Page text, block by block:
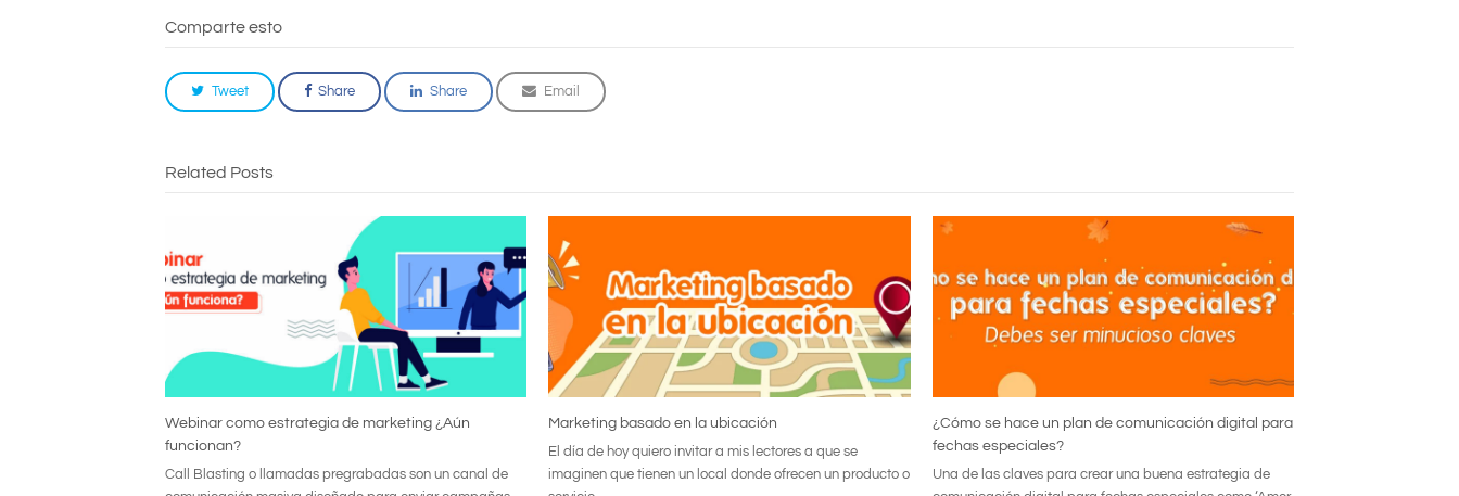
Comparte esto
Tweet Share Share Email
Related Posts
Webinar como estrategia de marketing ¿Aún
funcionan?
Call Blasting o llamadas pregrabadas son un canal de
Marketing basado en la ubicación
El día de hoy quiero invitar a mis lectores a que se
imaginen que tienen un local donde ofrecen un producto o
¿Cómo se hace un plan de comunicación digital para
fechas especiales?
Una de las claves para crear una buena estrategia de